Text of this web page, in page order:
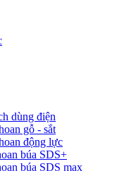
dùng điện
gỗ - sắt
động lực
búa SDS+
búa SDS max